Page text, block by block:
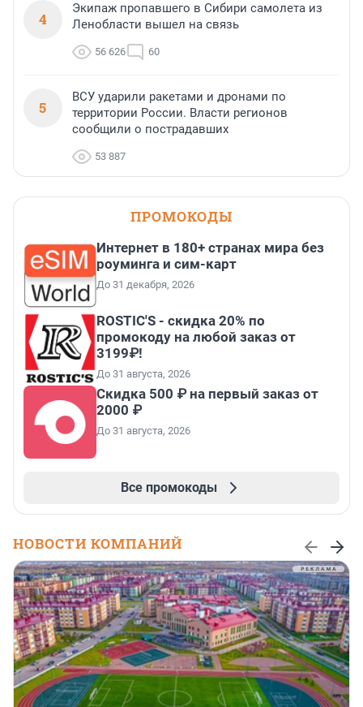
4
Экипаж пропавшего в Сибири самолета из
Ленобласти вышел на связь
56 626 60
5
ВСУ ударили ракетами и дронами по
территории России. Власти регионов
сообщили о пострадавших
53 887
ПРОМОКОДЫ
Интернет в 180+ странах мира без
роуминга и сим-карт
До 31 декабря, 2026
ROSTIC'S - скидка 20% по
промокоду на любой заказ от
3199₽!
До 31 августа, 2026
Скидка 500 ₽ на первый заказ от
2000 ₽
До 31 августа, 2026
Все промокоды
НОВОСТИ КОМПАНИЙ